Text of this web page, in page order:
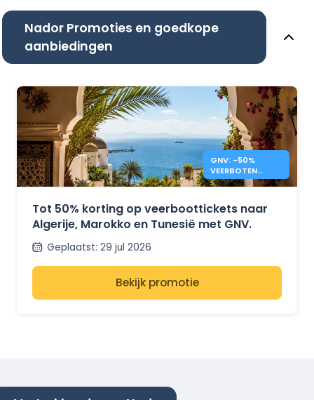
Nador Promoties en goedkope
aanbiedingen
GNV: -50%
VEERBOTEN
MAROKKO,
ALGERIJE
Tot 50% korting op veerboottickets naar
Algerije, Marokko en Tunesië met GNV.
Geplaatst: 29 jul 2026
Bekijk promotie